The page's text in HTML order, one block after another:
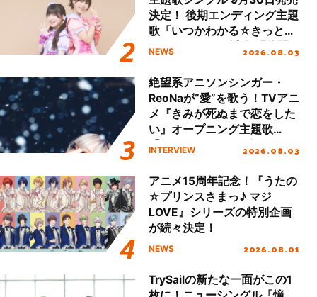
決定！ 後期エンディング主題
歌「いつかわかる☆きっとあ
える」TVサイズ先行配信開
NEWS 2026.08.03
絶望系アニソンシンガー・
ReoNaが“愛”を歌う！TVアニ
メ『きみが死ぬまで恋をした
い』オープニング主題歌
「Amore」インタビュー
INTERVIEW 2026.08.03
アニメ15周年記念！『うたの
☆プリンスさまっ♪ マジ
LOVE』シリーズの特別企画
が続々決定！
NEWS 2026.08.01
TrySailの新たな一面がこの1